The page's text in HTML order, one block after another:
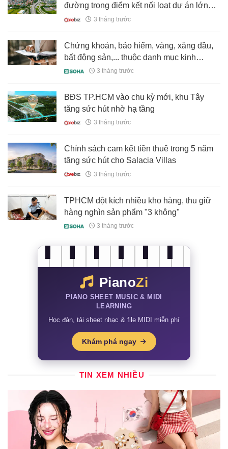
đường trọng điểm kết nối loạt dự án lớn
nhất phía Tây thủ đô được yêu cầu cấp tốc
3 tháng trước
Chứng khoán, bảo hiểm, vàng, xăng dầu,
bất động sản,... thuộc danh mục kinh
doanh có điều kiện
3 tháng trước
BĐS TP.HCM vào chu kỳ mới, khu Tây
tăng sức hút nhờ hạ tầng
3 tháng trước
Chính sách cam kết tiền thuê trong 5 năm
tăng sức hút cho Salacia Villas
3 tháng trước
TPHCM đột kích nhiều kho hàng, thu giữ
hàng nghìn sản phẩm "3 không"
3 tháng trước
PianoZi
PIANO SHEET MUSIC & MIDI
LEARNING
Học đàn, tải sheet nhạc & file MIDI miễn phí
Khám phá ngay
TIN XEM NHIỀU